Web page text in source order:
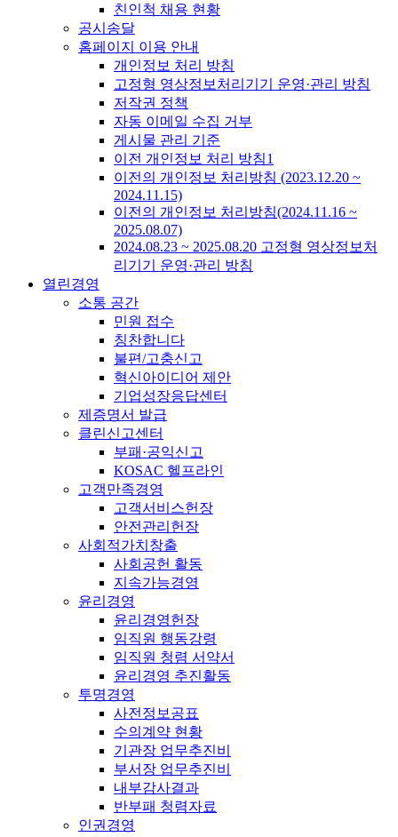
친인척 채용 현황
공시송달
홈페이지 이용 안내
개인정보 처리 방침
고정형 영상정보처리기기 운영·관리 방침
저작권 정책
자동 이메일 수집 거부
게시물 관리 기준
이전 개인정보 처리 방침1
이전의 개인정보 처리방침 (2023.12.20 ~
2024.11.15)
이전의 개인정보 처리방침(2024.11.16 ~
2025.08.07)
2024.08.23 ~ 2025.08.20 고정형 영상정보처
리기기 운영·관리 방침
열린경영
소통 공간
민원 접수
칭찬합니다
불편/고충신고
혁신아이디어 제안
기업성장응답센터
제증명서 발급
클린신고센터
부패·공익신고
KOSAC 헬프라인
고객만족경영
고객서비스헌장
안전관리헌장
사회적가치창출
사회공헌 활동
지속가능경영
윤리경영
윤리경영헌장
임직원 행동강령
임직원 청렴 서약서
윤리경영 추진활동
투명경영
사전정보공표
수의계약 현황
기관장 업무추진비
부서장 업무추진비
내부감사결과
반부패 청렴자료
인권경영